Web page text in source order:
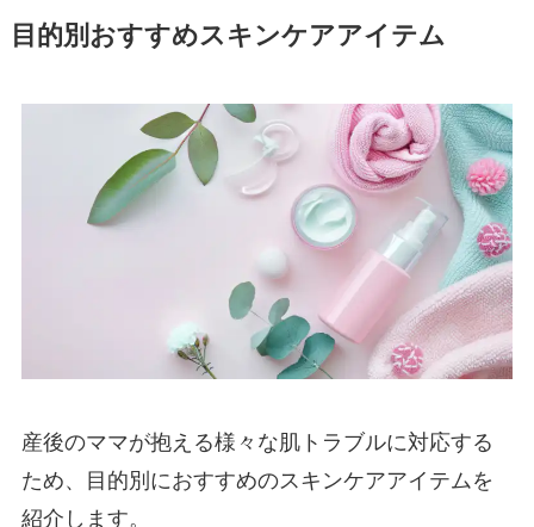
目的別おすすめスキンケアアイテム
産後のママが抱える様々な肌トラブルに対応する
ため、目的別におすすめのスキンケアアイテムを
紹介します。